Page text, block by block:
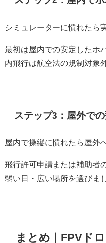
シミュレーターに慣れたら
最初は屋内での安定したホ
内飛行は航空法の規制対象
ステップ3：屋外で
屋内で操縦に慣れたら屋外へ
飛行許可申請または補助者
弱い日・広い場所を選びま
まとめ｜FPVド